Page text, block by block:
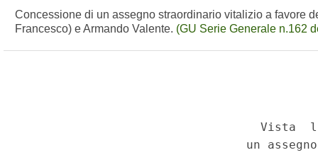
Concessione di un assegno straordinario vitalizio a favore
Francesco) e Armando Valente. (GU Serie Generale n.162